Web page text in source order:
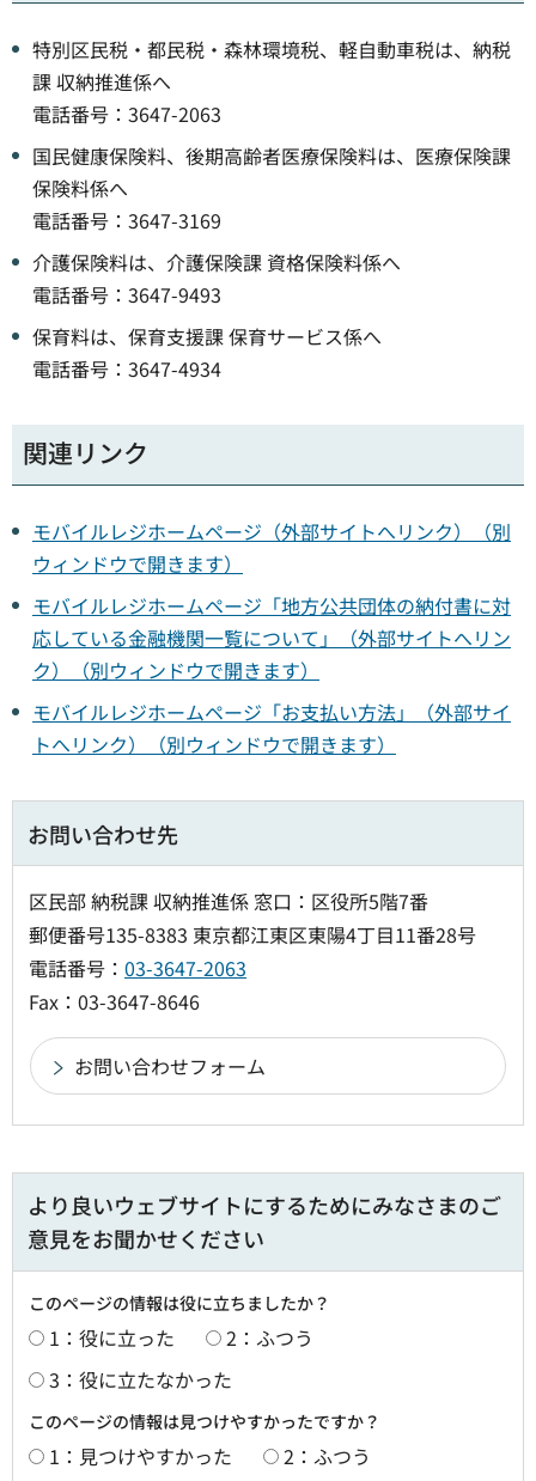
特別区民税・都民税・森林環境税、軽自動車税は、納税
課 収納推進係へ
電話番号：3647-2063
国民健康保険料、後期高齢者医療保険料は、医療保険課
保険料係へ
電話番号：3647-3169
介護保険料は、介護保険課 資格保険料係へ
電話番号：3647-9493
保育料は、保育支援課 保育サービス係へ
電話番号：3647-4934
関連リンク
モバイルレジホームページ（外部サイトへリンク）（別
ウィンドウで開きます）
モバイルレジホームページ「地方公共団体の納付書に対
応している金融機関一覧について」（外部サイトへリン
ク）（別ウィンドウで開きます）
モバイルレジホームページ「お支払い方法」（外部サイ
トへリンク）（別ウィンドウで開きます）
お問い合わせ先
区民部 納税課 収納推進係 窓口：区役所5階7番
郵便番号135-8383 東京都江東区東陽4丁目11番28号
電話番号： 03-3647-2063
Fax：03-3647-8646
より良いウェブサイトにするためにみなさまのご
意見をお聞かせください
このページの情報は役に立ちましたか？
1：役に立った
2：ふつう
3：役に立たなかった
このページの情報は見つけやすかったですか？
1：見つけやすかった
2：ふつう